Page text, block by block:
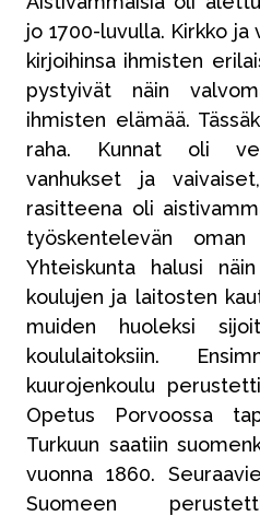
jo 1700-luvulla. Kirkko
kirjoihinsa ihmisten
pystyivät näin
ihmisten elämää.
raha. Kunnat oli
vanhukset ja
rasitteena oli
työskentelevän
Yhteiskunta halusi
koulujen ja laitosten
muiden huoleksi
koululaitoksiin.
kuurojenkoulu
Opetus Porvoossa
Turkuun saatiin
vuonna 1860.
Suomeen